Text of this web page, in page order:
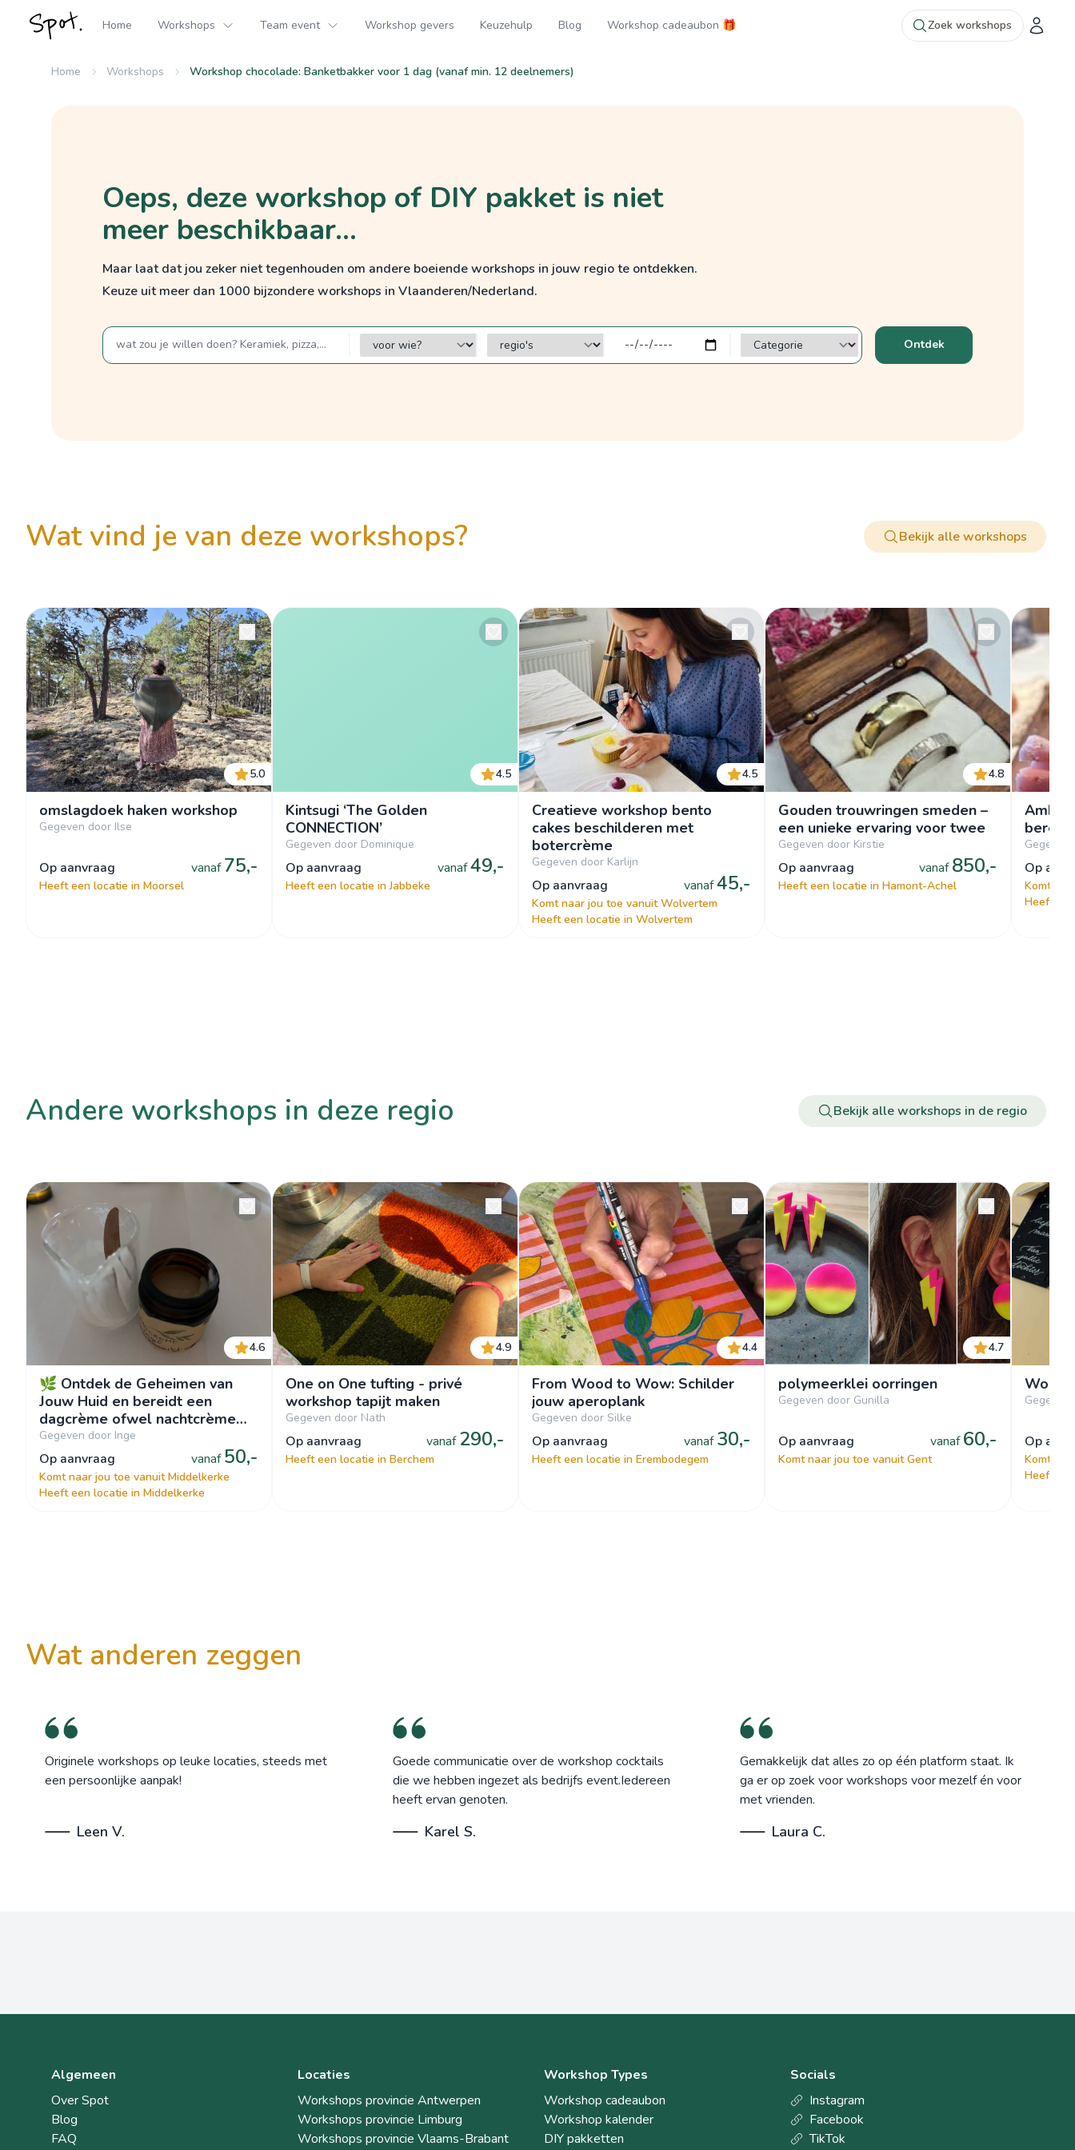
Home Workshops Team event Workshop gevers Keuzehulp Blog Workshop cadeaubon 🎁 Zoek workshops
Home Workshops Workshop chocolade: Banketbakker voor 1 dag (vanaf min. 12 deelnemers)
Oeps, deze workshop of DIY pakket is niet
meer beschikbaar...
Maar laat dat jou zeker niet tegenhouden om andere boeiende workshops in jouw regio te ontdekken.
Keuze uit meer dan 1000 bijzondere workshops in Vlaanderen/Nederland.
zoek op een term voor wie? regio's Categorie? Ontdek
wat vind je van deze workshops? Bekijk alle workshops
5.0
omslagdoek haken workshop
Gegeven door Ilse
op aanvraag vanaf 75,-
Heeft een locatie in Moorsel
4.5
Kintsugi ‘The Golden
CONNECTION’
Gegeven door Dominique
op aanvraag vanaf49,-
Heeft een locatie in Jabbeke
4.5
Creatieve workshop bento
cakes beschilderen met
botercrème
Gegeven door Karlijn
op aanvraag vanaf45,-
Komt naar jou toe vanuit Wolvertem
Heeft een locatie in Wolvertem
4.8
Gouden trouwringen smeden –
een unieke ervaring voor twee
Gegeven door Kirstie
op aanvraag vanaf 850,-
Heeft een locatie in Hamont-Achel
Gegeven
op
Komt
Heeft
andere workshops in deze regio Bekijk alle workshops in de regio
4.6
🌿 Ontdek de Geheimen van
Jouw Huid en bereidt een
dagcrème ofwel nachtcrème
ofwel een handcrème volgens
je eigen huidtype🌿
Gegeven door Inge
op aanvraag vanaf 50,-
Komt naar jou toe vanuit Middelkerke
Heeft een locatie in Middelkerke
4.9
One on One tufting - privé
workshop tapijt maken
Gegeven door Nath
op aanvraag vanaf 290,-
Heeft een locatie in Berchem
4.4
From Wood to Wow: Schilder
jouw aperoplank
Gegeven door Silke
op aanvraag vanaf 30,-
Heeft een locatie in Erembodegem
4.7
polymeerklei oorringen
Gegeven door Gunilla
op aanvraag vanaf 60,-
Komt naar jou toe vanuit Gent
Gegeven
op
Komt
Heeft
wat anderen zeggen
Originele workshops op leuke locaties, steeds met
een persoonlijke aanpak!
Leen V.
Goede communicatie over de workshop cocktails
die we hebben ingezet als bedrijfs event.Iedereen
heeft ervan genoten.
Karel S.
Gemakkelijk dat alles zo op één platform staat. Ik
ga er op zoek voor workshops voor mezelf én voor
met vrienden.
Laura C.
Algemeen
Over Spot
Blog
FAQ
Locaties
Workshops provincie Antwerpen
Workshops provincie Limburg
Workshops provincie Vlaams-Brabant
Workshop Types
Workshop cadeaubon
Workshop kalender
DIY pakketten
Socials
Instagram
Facebook
TikTok